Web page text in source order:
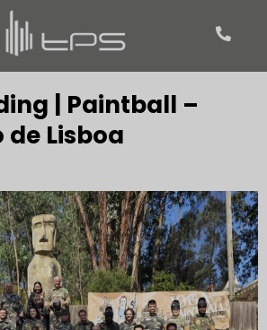
| Paintball –
de Lisboa